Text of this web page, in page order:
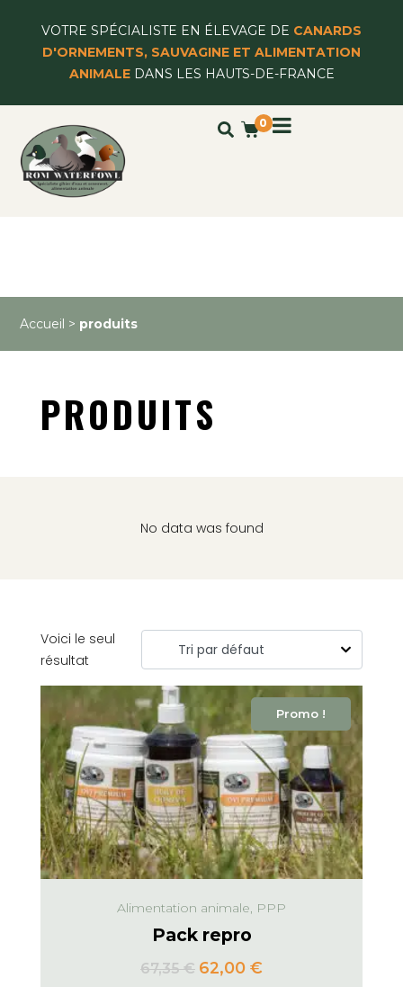
VOTRE SPÉCIALISTE EN ÉLEVAGE DE CANARDS
D'ORNEMENTS, SAUVAGINE ET ALIMENTATION
ANIMALEDANS LES HAUTS-DE-FRANCE
0
Accueil > produits
PRODUITS
No data was found
Voici le seul
résultat
Promo !
Alimentation animale, PPP
Pack repro
67,35€ 62,00 €